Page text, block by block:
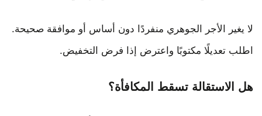
لا يغير الأجر الجوهري منفردًا دون أساس أو موافقة صحيحة.
اطلب تعديلًا مكتوبًا واعترض إذا فرض التخفيض.
هل الاستقالة تسقط المكافأة؟